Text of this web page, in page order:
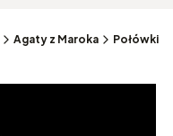
Agaty z Maroka Połówki